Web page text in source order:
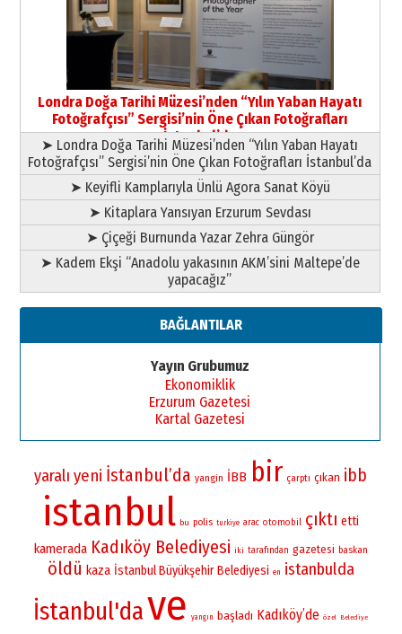
HAVVA’NIN ÜÇ KIZI
09 Temmuz 2026 Perşembe
Yusuf POLAT
Şampiyonluk Sebahattin Şirin’e
yazar
11 Mayıs 2026 Pazartesi
Londra Doğa Tarihi Müzesi’nden “Yılın Yaban Hayatı
Fotoğrafçısı” Sergisi’nin Öne Çıkan Fotoğrafları
İstanbul’da
➤ Londra Doğa Tarihi Müzesi’nden “Yılın Yaban Hayatı
Fotoğrafçısı” Sergisi’nin Öne Çıkan Fotoğrafları İstanbul’da
➤ Keyifli Kamplarıyla Ünlü Agora Sanat Köyü
➤ Kitaplara Yansıyan Erzurum Sevdası
➤ Çiçeği Burnunda Yazar Zehra Güngör
➤ Kadem Ekşi “Anadolu yakasının AKM’sini Maltepe’de
yapacağız”
BAĞLANTILAR
Yayın Grubumuz
Ekonomiklik
Erzurum Gazetesi
Kartal Gazetesi
yaralı yeni İstanbul’da yangin İBB bir çarptı çıkan ibb
istanbul bu polis turkiye arac otomobil çıktı etti
kamerada Kadıköy Belediyesi iki tarafından gazetesi baskan
öldü kaza İstanbul Büyükşehir Belediyesi en istanbulda
İstanbul'dave yangın başladı Kadıköy’de özel Belediye